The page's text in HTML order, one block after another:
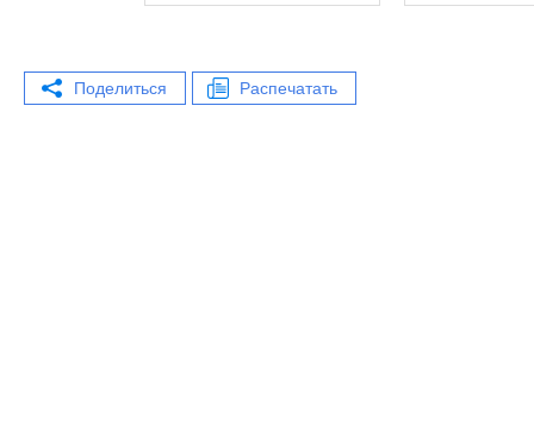
Поделиться Распечатать